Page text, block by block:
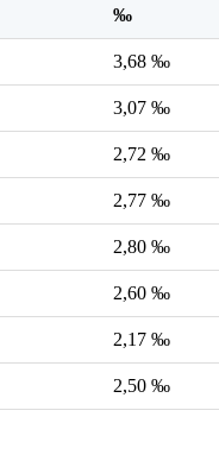
‰
3,68 ‰
3,07 ‰
2,72 ‰
2,77 ‰
2,80 ‰
2,60 ‰
2,17 ‰
2,50 ‰